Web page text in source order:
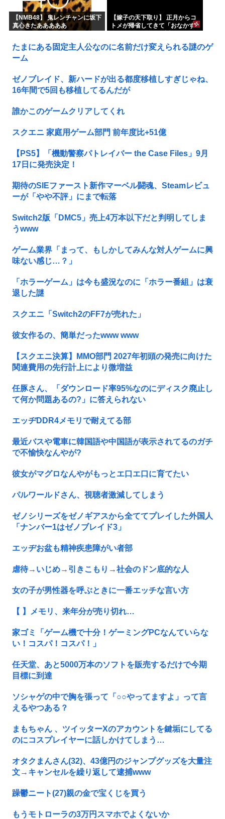
【NMB48】 鬼レンチャンに坂下
真心きたあああああ
【嫁子の天下取り】 正月からコ
トメが帰省してきて「おなかす
旦那もウトメも何もしない。私
にしろって事だよね。でも...
たまにある固定主人公なのに名前だけ変えられる謎のゲ
ーム
ゼノブレイド、新ハードが出る都度移植しすぎじゃね、
16年間で5回も移植してるんだが
誰かこのゲームクリアしてくれ
スクエニ 家庭用ゲーム部門 前年度比+51億
【PS5】「機動警察パトレイバー the Case Files」9月
17日に発売決定！
期待のSIEファースト新作マーベル闘魂、Steamレビュ
ーが「やや不評」にまで転落
Switch2版「DMC5」売上4万本以下だと判明してしま
うwww
ゲーム業界「まって、もしかしてみんな対人ゲームに興
味ない感じ…？」
「ホラーゲーム」は今も盛況なのに「ホラー番組」は衰
退した謎
スクエニ「Switch2のFF7が売れた」
彼女作るの、簡単だったwww www
【スクエニ決算】MMO部門 2027年初頭の発売に向けた
関連費用の先行計上により微増益
任豚さん、「ダウンロード率95%なのにディスク廃止し
て何か問題あるの?」に答えられない
エッヂDDR4メモリで耐えてる部
最近バスや電車に韓国語や中国語が表示されてるのガチ
で不愉快なんやが?
彼女がマグロなんやがもっとエ口エ口に育てたい
パルワールドさん、視聴者激減してしまう
ゼノシリーズをゼノギアスから全ててプレイした外国人
「ナンバー1はゼノブレイド3」
エッヂお盆も精神疾患障がい者部
虐待→いじめ→引きこもり→社会のドン底的な人
女の子が男性器を呼ぶときに一番エッチな言い方
【 】メモリ、来年分が売り切れ…
家ゴミ「ゲーム機で十分！ゲーミングPCなんていらな
い！コスパ！コスパ！」
任天堂、あと5000万本のソフトを販売するだけで今期
目標に到達
ソシャゲの中で胸を張って「○○やってますよ」って言
えるやつある？
まもちゃん 、ツイッターXのアカウントを鍵垢にしてる
のにコスプレイヤーに話しかけてしまう…
オタクまんさん(32)、43億円のジャンプグッズを大量注
文→キャンセルを繰り返して逮捕www
躁鬱ニート(27)親の金で宝くじを買う
もうモトローラの3万円スマホでよくないか